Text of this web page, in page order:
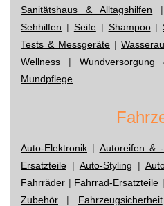
Sanitätshaus & Alltagshilfen
Sehhilfen | Seife| Shampoo|
Tests & Messgeräte |
Wellness |
Mundpflege
Auto-Elektronik | Autoreifen &
Ersatzteile | Auto-Styling |
Fahrräder | Fahrrad-Ersatzteile |
Zubehör | Fahrzeugsicherheit